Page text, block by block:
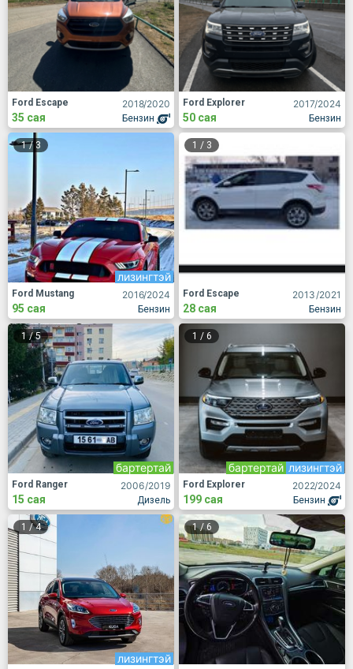
2018/2020
Бензин
Ford Escape
35 сая
2017/2024
Бензин
Ford Explorer
50 сая
1/ 3
2016/2024
Бензин
лизингтэй
Ford Mustang
95 сая
1 / 3
2013/2021
Бензин
Ford Escape
28 сая
1/5
2006/2019
Дизель
бартертай
Ford Ranger
15 сая
1 / 6
2022/2024
Бензин
лизингтэй
бартертай
Ford Explorer
199 сая
1 /4
лизингтэй
1/6